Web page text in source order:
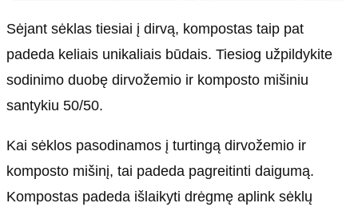
Sėjant sėklas tiesiai į dirvą, kompostas taip pat
padeda keliais unikaliais būdais. Tiesiog užpildykite
sodinimo duobę dirvožemio ir komposto mišiniu
santykiu 50/50.
Kai sėklos pasodinamos į turtingą dirvožemio ir
komposto mišinį, tai padeda pagreitinti daigumą.
Kompostas padeda išlaikyti drėgmę aplink sėklų